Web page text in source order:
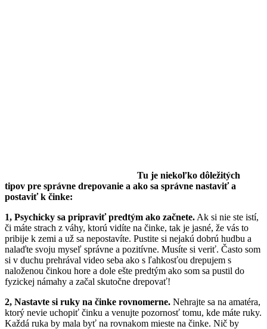
Tu je niekoľko dôležitých
tipov pre správne drepovanie a ako sa správne nastaviť a
postaviť k činke:
1, Psychicky sa pripraviť predtým ako začnete. Ak si nie ste istí,
či máte strach z váhy, ktorú vidíte na činke, tak je jasné, že vás to
pribije k zemi a už sa nepostavíte. Pustite si nejakú dobrú hudbu a
nalaďte svoju myseľ správne a pozitívne. Musíte si veriť. Často som
si v duchu prehrával video seba ako s ľahkosťou drepujem s
naloženou činkou hore a dole ešte predtým ako som sa pustil do
fyzickej námahy a začal skutočne drepovať!
2, Nastavte si ruky na činke rovnomerne. Nehrajte sa na amatéra,
ktorý nevie uchopiť činku a venujte pozornosť tomu, kde máte ruky.
Každá ruka by mala byť na rovnakom mieste na činke. Nič by